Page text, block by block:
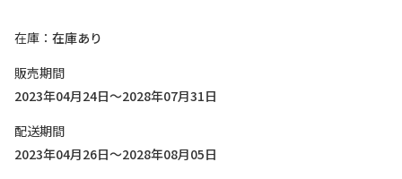
在庫
在庫あり
販売期間
2023年04月24日～2028年07月31日
配送期間
2023年04月26日～2028年08月05日